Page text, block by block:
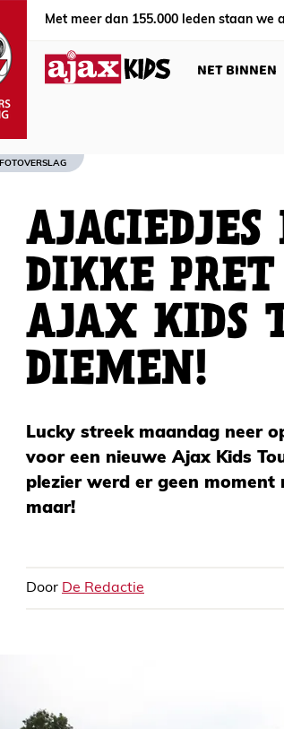
Met meer dan 155.000 leden staan we
NET BINNEN
FOTOVERSLAG
AJACIEDJES
DIKKE
AJAX KIDS
DIEMEN!
Lucky streek maandag neer
voor een nieuwe Ajax Kids
plezier werd er geen moment
maar!
Door De Redactie